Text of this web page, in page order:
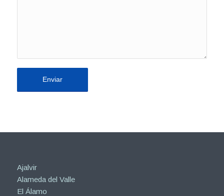
Ajalvir
Alameda del Valle
El Álamo